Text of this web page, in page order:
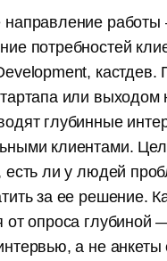
направление
потребностей
кастдев.
или выходом
глубинные
клиентами.
есть ли у людей
за ее решение.
от опроса глубиной
а не анкеты
для
из практики,
которые мы
работы контент-